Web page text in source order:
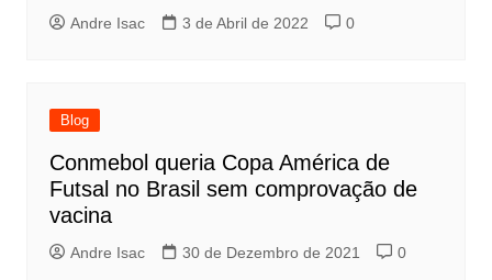
Andre Isac 3 de Abril de 2022 0
Blog
Conmebol queria Copa América de
Futsal no Brasil sem comprovação de
vacina
Andre Isac 30 de Dezembro de 2021 0